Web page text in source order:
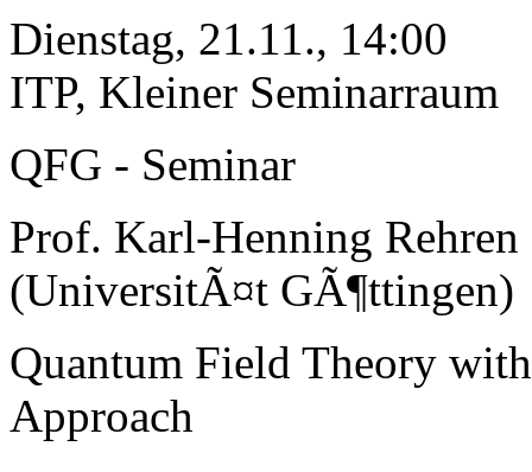
Dienstag, 21.11., 14:00
ITP, Kleiner Seminarraum
QFG - Seminar
Prof. Karl-Henning Rehren
(UniversitÃ¤t GÃ¶ttingen)
Quantum Field Theory
Approach